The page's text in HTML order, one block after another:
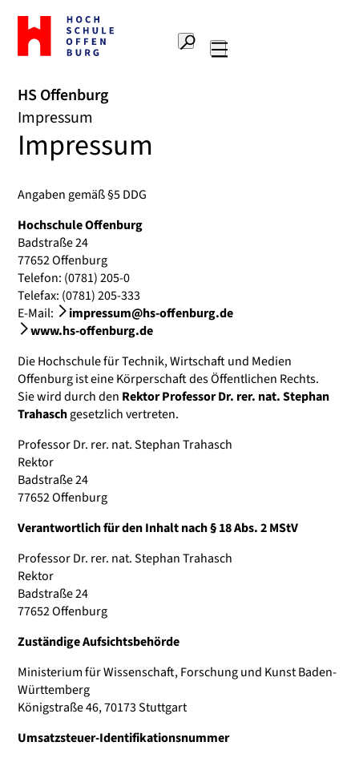
Zur
Startseite
Hochschule
Suche
HS Offenburg
Impressum
Impressum
Angaben gemäß §5 DDG
Hochschule Offenburg
Badstraße 24
77652 Offenburg
Telefon: (0781) 205-0
Telefax: (0781) 205-333
E-Mail:
impressum@hs-offenburg.de
www.hs-offenburg.de
Die Hochschule für Technik, Wirtschaft und Medien
Offenburg ist eine Körperschaft des Öffentlichen Rechts.
Sie wird durch den Rektor Professor Dr. rer. nat. Stephan
Trahaschgesetzlich vertreten.
Professor Dr. rer. nat. Stephan Trahasch
Rektor
Badstraße 24
77652 Offenburg
Verantwortlich für den Inhalt nach § 18 Abs. 2 MStV
Professor Dr. rer. nat. Stephan Trahasch
Rektor
Badstraße 24
77652 Offenburg
Zuständige Aufsichtsbehörde
Ministerium für Wissenschaft, Forschung und Kunst Baden-
Württemberg
Königstraße 46, 70173 Stuttgart
Umsatzsteuer-Identifikationsnummer